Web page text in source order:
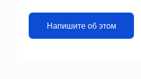
Напишите об этом